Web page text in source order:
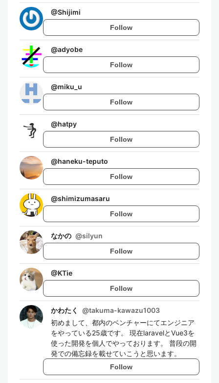
@Shijimi
Follow
@adyobe
Follow
@miku_u
Follow
@hatpy
Follow
@haneku-teputo
Follow
@shimizumasaru
Follow
なかの @silyun
Follow
@KTie
Follow
かわたく @takuma-kawazu1003
初めまして、都内のベンチャーにてエンジニア
をやっている25歳です。 現在laravelとVue3を
使った開発を個人でやっております。 普段の開
発での備忘録を載せていこうと思います。
Follow